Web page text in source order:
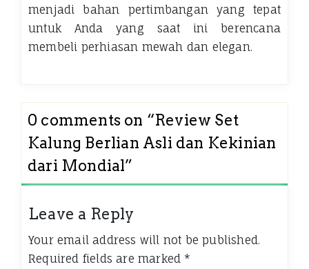
menjadi bahan pertimbangan yang tepat
untuk Anda yang saat ini berencana
membeli perhiasan mewah dan elegan.
0 comments on “Review Set
Kalung Berlian Asli dan Kekinian
dari Mondial”
Leave a Reply
Your email address will not be published.
Required fields are marked *